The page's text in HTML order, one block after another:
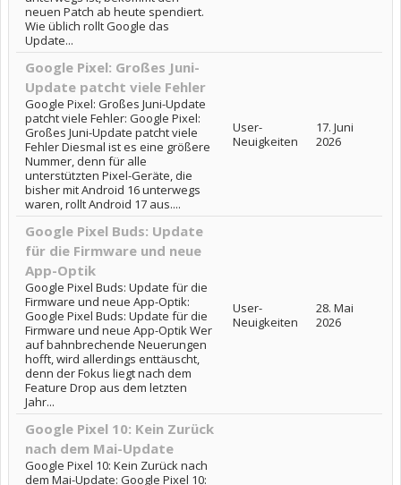
neuen Patch ab heute spendiert.
Wie üblich rollt Google das
Update...
Google Pixel: Großes Juni-
Update patcht viele Fehler
Google Pixel: Großes Juni-Update
patcht viele Fehler: Google Pixel:
Großes Juni-Update patcht viele
Fehler Diesmal ist es eine größere
Nummer, denn für alle
unterstützten Pixel-Geräte, die
bisher mit Android 16 unterwegs
waren, rollt Android 17 aus....
User-
Neuigkeiten
17. Juni
2026
Google Pixel Buds: Update
für die Firmware und neue
App-Optik
Google Pixel Buds: Update für die
Firmware und neue App-Optik:
Google Pixel Buds: Update für die
Firmware und neue App-Optik Wer
auf bahnbrechende Neuerungen
hofft, wird allerdings enttäuscht,
denn der Fokus liegt nach dem
Feature Drop aus dem letzten
Jahr...
User-
Neuigkeiten
28. Mai
2026
Google Pixel 10: Kein Zurück
nach dem Mai-Update
Google Pixel 10: Kein Zurück nach
dem Mai-Update: Google Pixel 10: